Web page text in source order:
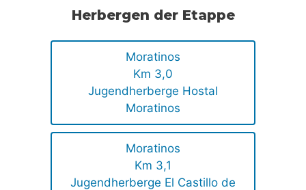
Herbergen der Etappe
Moratinos
Km 3,0
Jugendherberge Hostal
Moratinos
Moratinos
Km 3,1
Jugendherberge El Castillo de